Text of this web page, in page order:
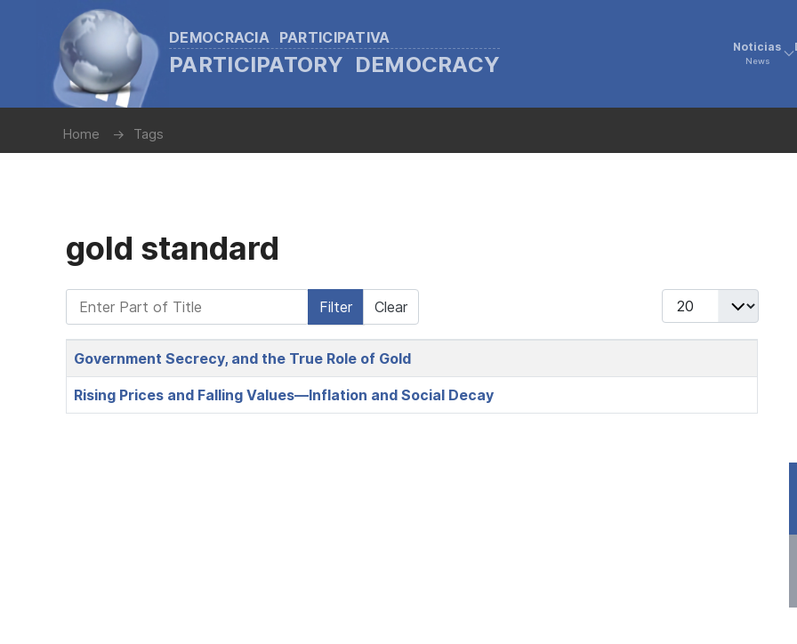
DEMOCRACIA PARTICIPATIVA
PARTICIPATORY DEMOCRACY
Noticias
News
Home Tags
gold standard
Enter Part of Title Filter Clear Display #
Title
Government Secrecy, and the True Role of Gold
Rising Prices and Falling Values—Inflation and Social Decay